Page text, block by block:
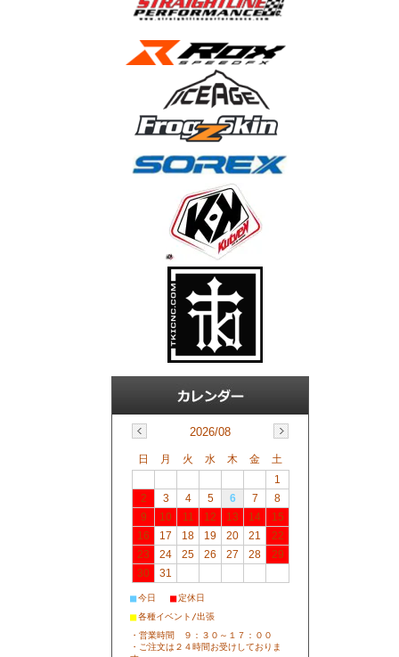
2026/08
日 月 火 水 木 金
土
1
2
3 4 5 6 7
8
9
10 11 12 13 14
15
16
17 18 19 20 21
22
23
24 25 26 27 28
29
30
31
■今日 ■定休日
■各種イベント/出張
・営業時間 ９：３０～１７：００
・ご注文は２４時間お受けしておりま